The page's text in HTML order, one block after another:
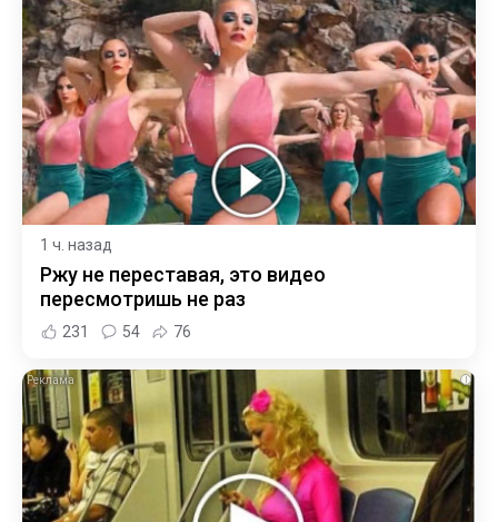
1 ч. назад
Ржу не переставая, это видео
пересмотришь не раз
231 54 76
i